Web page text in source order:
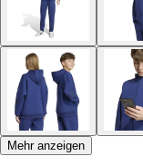
Mehr anzeigen